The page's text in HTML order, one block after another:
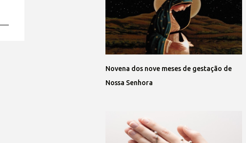
Novena dos nove meses de gestação de
Nossa Senhora